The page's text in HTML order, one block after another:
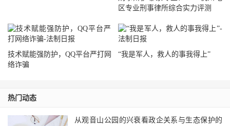
区专业刑事律所综合实力评测
技术赋能强防护，QQ平台严打网
络诈骗
“我是军人，救人的事我得上”
热门动态
从观音山公园的兴衰看政企关系与生态保护的